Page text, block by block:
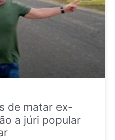
de matar ex-
a júri popular